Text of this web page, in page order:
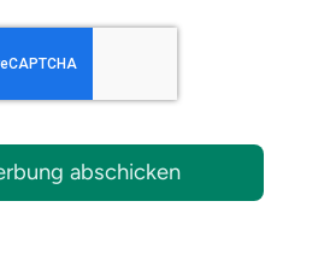
abschicken